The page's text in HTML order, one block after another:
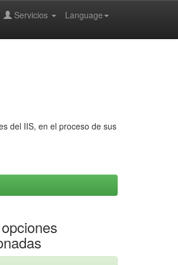
Language
Servicios
del IIS, en el proceso de sus